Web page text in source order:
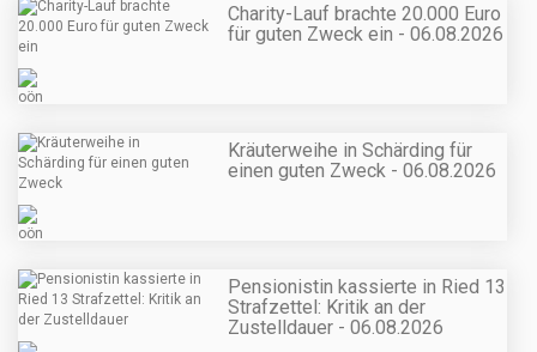
Charity-Lauf brachte 20.000 Euro
für guten Zweck ein - 06.08.2026
Kräuterweihe in Schärding für
einen guten Zweck - 06.08.2026
Pensionistin kassierte in Ried 13
Strafzettel: Kritik an der
Zustelldauer - 06.08.2026